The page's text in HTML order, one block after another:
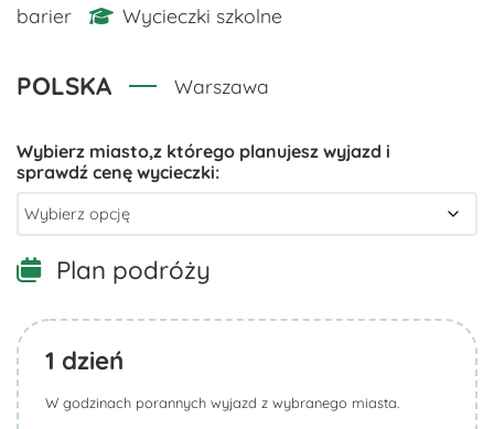
barier
Wycieczki szkolne
POLSKA Warszawa
Plan podróży
1 dzień
W godzinach porannych wyjazd z wybranego miasta.